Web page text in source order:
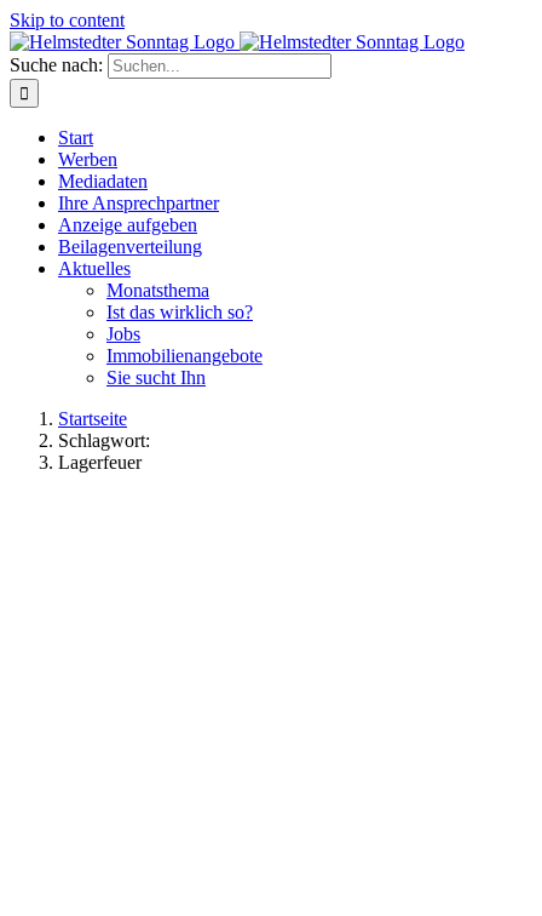
Skip to content
Suche nach:
Start
Werben
Mediadaten
Ihre Ansprechpartner
Anzeige aufgeben
Beilagenverteilung
Aktuelles
Monatsthema
Ist das wirklich so?
Jobs
Immobilienangebote
Sie sucht Ihn
Startseite
Schlagwort:
Lagerfeuer